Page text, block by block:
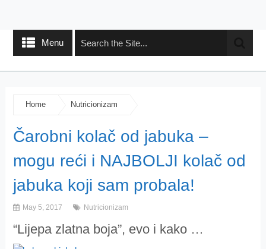
Menu
Home Nutricionizam
Čarobni kolač od jabuka –
mogu reći i NAJBOLJI kolač od
jabuka koji sam probala!
May 5, 2017 Nutricionizam
“Lijepa zlatna boja”, evo i kako …